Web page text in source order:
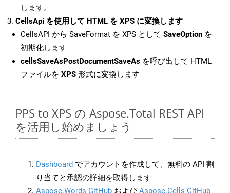
します。
CellsApi を使用して HTML を XPS に変換します
CellsAPI から SaveFormat を XPS として SaveOption を
初期化します
cellsSaveAsPostDocumentSaveAs を呼び出して HTML
ファイルを XPS 形式に変換します
PPS to XPS の Aspose.Total REST API
を活用し始めましょう
Dashboard でアカウントを作成して、無料の API 割
り当てと承認の詳細を取得します
Aspose.Words GitHub およびAspose.Cells GitHub